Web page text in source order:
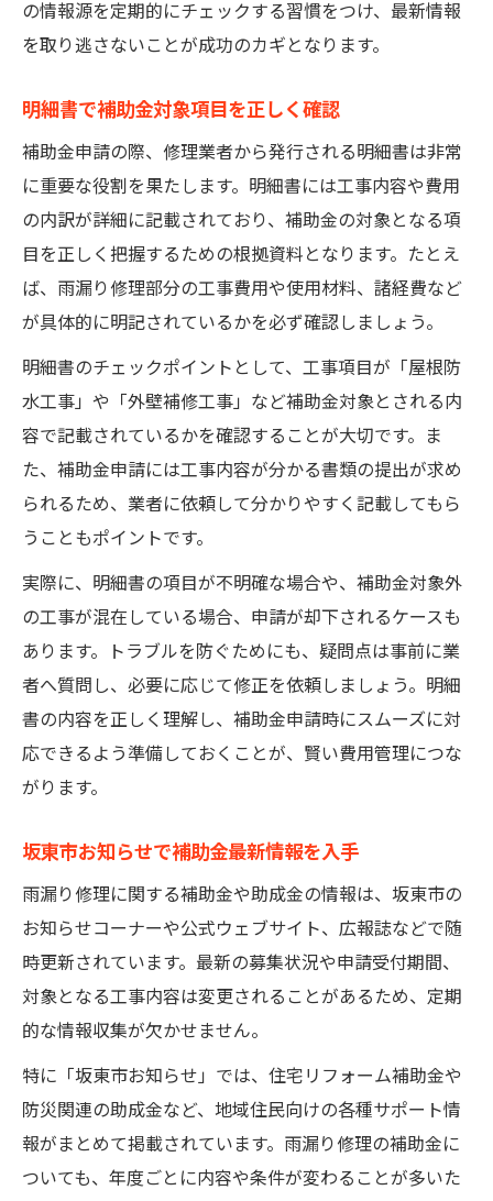
の情報源を定期的にチェックする習慣をつけ、最新情報
を取り逃さないことが成功のカギとなります。
明細書で補助金対象項目を正しく確認
補助金申請の際、修理業者から発行される明細書は非常
に重要な役割を果たします。明細書には工事内容や費用
の内訳が詳細に記載されており、補助金の対象となる項
目を正しく把握するための根拠資料となります。たとえ
ば、雨漏り修理部分の工事費用や使用材料、諸経費など
が具体的に明記されているかを必ず確認しましょう。
明細書のチェックポイントとして、工事項目が「屋根防
水工事」や「外壁補修工事」など補助金対象とされる内
容で記載されているかを確認することが大切です。ま
た、補助金申請には工事内容が分かる書類の提出が求め
られるため、業者に依頼して分かりやすく記載してもら
うこともポイントです。
実際に、明細書の項目が不明確な場合や、補助金対象外
の工事が混在している場合、申請が却下されるケースも
あります。トラブルを防ぐためにも、疑問点は事前に業
者へ質問し、必要に応じて修正を依頼しましょう。明細
書の内容を正しく理解し、補助金申請時にスムーズに対
応できるよう準備しておくことが、賢い費用管理につな
がります。
坂東市お知らせで補助金最新情報を入手
雨漏り修理に関する補助金や助成金の情報は、坂東市の
お知らせコーナーや公式ウェブサイト、広報誌などで随
時更新されています。最新の募集状況や申請受付期間、
対象となる工事内容は変更されることがあるため、定期
的な情報収集が欠かせません。
特に「坂東市お知らせ」では、住宅リフォーム補助金や
防災関連の助成金など、地域住民向けの各種サポート情
報がまとめて掲載されています。雨漏り修理の補助金に
ついても、年度ごとに内容や条件が変わることが多いた